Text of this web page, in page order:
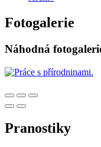
Fotogalerie
Náhodná
Pranostiky